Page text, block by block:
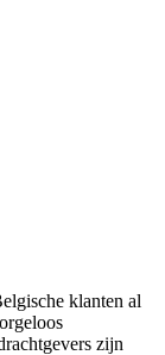
klanten al
zijn